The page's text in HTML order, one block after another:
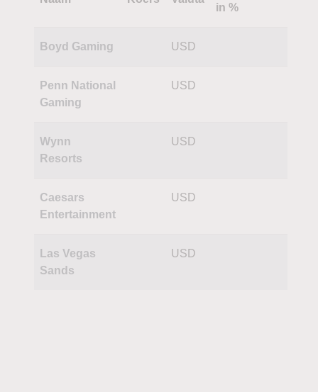
in %
Boyd Gaming USD
Penn National
Gaming
USD
Wynn
Resorts
USD
Caesars
Entertainment
USD
Las Vegas
Sands
USD